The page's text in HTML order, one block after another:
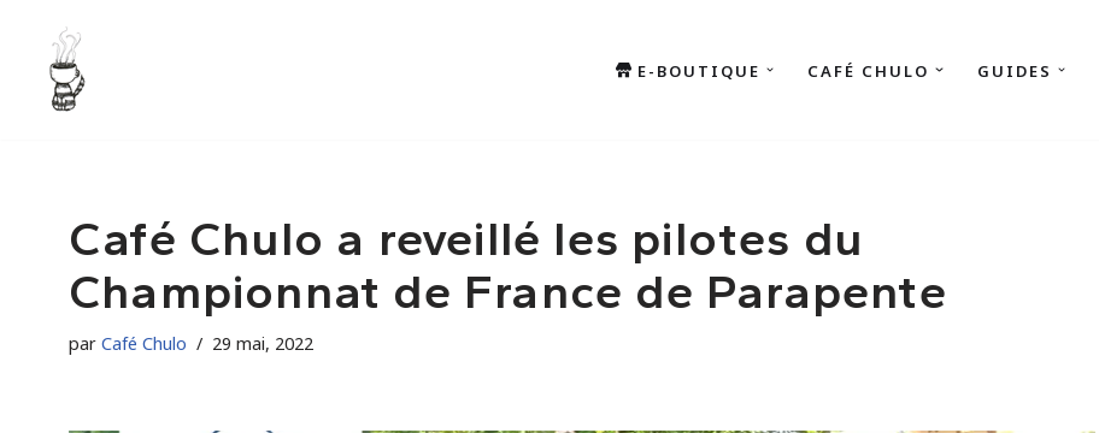
Aller
E-BOUTIQUE CAFÉ CHULO GUIDES
Café Chulo a reveillé les pilotes du
Championnat de France de Parapente
par Café Chulo 29 mai, 2022